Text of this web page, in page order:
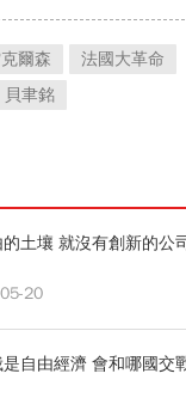
爾森
法國大革命
貝聿銘
土壤 就沒有創新的公
20
自由經濟 會和哪國交